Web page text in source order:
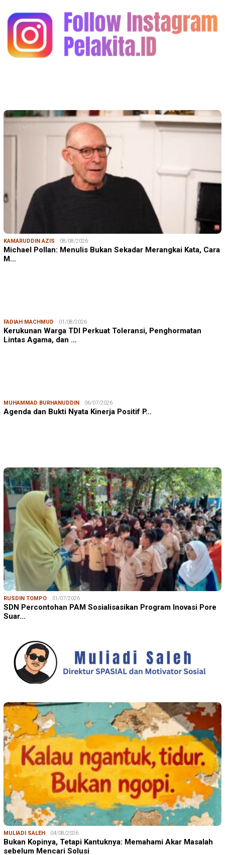
KAMARUDDIN AZIS 08/08/2026
Michael Pollan: Menulis Bukan Sekadar Merangkai Kata, Cara
M…
FADIAH MACHMUD 01/08/2026
Kerukunan Warga TDI Perkuat Toleransi, Penghormatan
Lintas Agama, dan …
MUHAMMAD BURHANUDDIN 06/07/2026
Agenda dan Bukti Nyata Kinerja Positif P…
RUSDIN TOMPO 31/07/2026
SDN Percontohan PAM Sosialisasikan Program Inovasi Pore
Suar…
MULIADI SALEH 04/08/2026
Bukan Kopinya, Tetapi Kantuknya: Memahami Akar Masalah
sebelum Mencari Solusi